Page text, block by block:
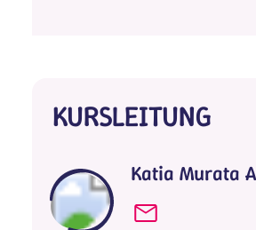
KURSLEITUNG
Katia Murata